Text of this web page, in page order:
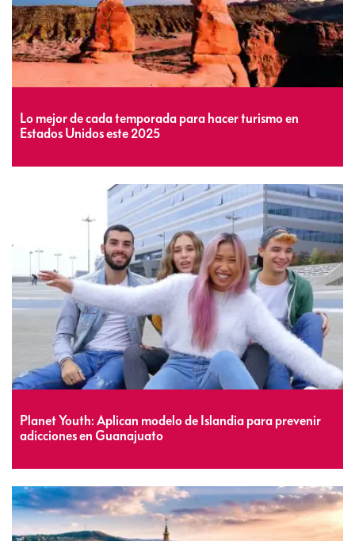
Lo mejor de cada temporada para hacer turismo en
Estados Unidos este 2025
Planet Youth: Aplican modelo de Islandia para prevenir
adicciones en Guanajuato